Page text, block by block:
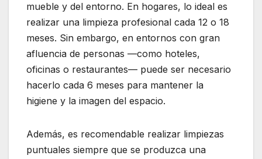
mueble y del entorno. En hogares, lo ideal es
realizar una limpieza profesional cada 12 o 18
meses. Sin embargo, en entornos con gran
afluencia de personas —como hoteles,
oficinas o restaurantes— puede ser necesario
hacerlo cada 6 meses para mantener la
higiene y la imagen del espacio.
Además, es recomendable realizar limpiezas
puntuales siempre que se produzca una